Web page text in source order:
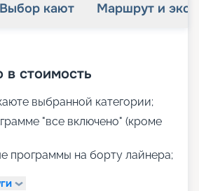
Выбор кают Маршрут и
в стоимость
выбранной категории;
"все включено" (кроме
программы на борту лайнера;